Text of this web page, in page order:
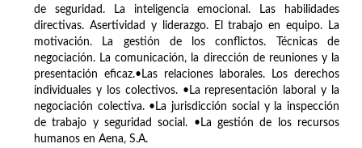
de seguridad. La inteligencia emocional. Las habilidades
directivas. Asertividad y liderazgo. El trabajo en equipo. La
motivación. La gestión de los conflictos. Técnicas de
negociación. La comunicación, la dirección de reuniones y la
presentación eficaz.•Las relaciones laborales. Los derechos
individuales y los colectivos. •La representación laboral y la
negociación colectiva. •La jurisdicción social y la inspección
de trabajo y seguridad social. •La gestión de los recursos
humanos en Aena, S.A.